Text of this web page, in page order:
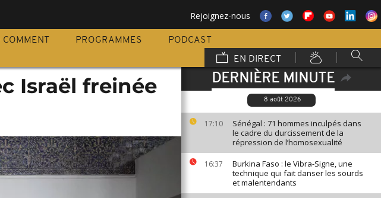
Rejoignez-nous
COMMENT PROGRAMMES
PODCAST
EN DIRECT
DERNIÈRE MINUTE
8 août 2026
17:10
Sénégal : 71 hommes inculpés dans
le cadre du durcissement de la
répression de l’homosexualité
16:37
Burkina Faso : le Vibra-Signe, une
technique qui fait danser les sourds
et malentendants
Israël freinée